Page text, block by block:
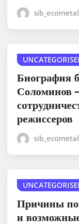
sib_ecometal
Биография
Соломинов
режиссеров
sib_ecometal
Причины
и